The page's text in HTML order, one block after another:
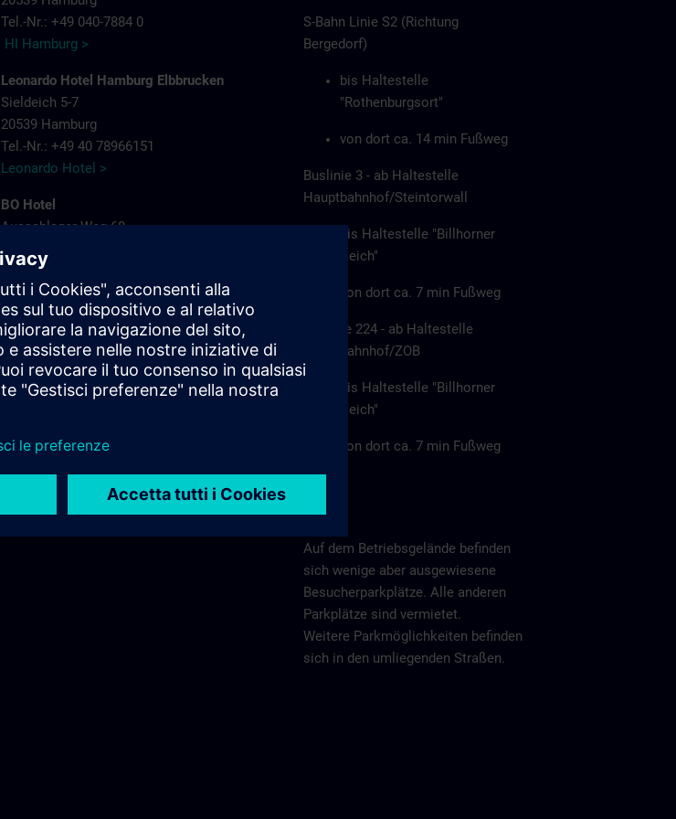
Tel.-Nr.: +49 040-7884 0
HI Hamburg >
Leonardo Hotel Hamburg Elbbrucken
Sieldeich 5-7
20539 Hamburg
Tel.-Nr.: +49 40 78966151
Leonardo Hotel >
BO Hotel
Ausschlager Weg 68,
20539 Hamburg
Tel.-Nr.: +49 40 226 331 2800
BO Hotel >
S-Bahn Linie S2 (Richtung
Bergedorf)
bis Haltestelle
"Rothenburgsort"
von dort ca. 14 min Fußweg
Buslinie 3 - ab Haltestelle
Hauptbahnhof/Steintorwall
bis Haltestelle "Billhorner
Deich"
von dort ca. 7 min Fußweg
Buslinie 224 - ab Haltestelle
Hauptbahnhof/ZOB
bis Haltestelle "Billhorner
Deich"
von dort ca. 7 min Fußweg
Auf dem Betriebsgelände befinden
sich wenige aber ausgewiesene
Besucherparkplätze. Alle anderen
Parkplätze sind vermietet.
Weitere Parkmöglichkeiten befinden
sich in den umliegenden Straßen.